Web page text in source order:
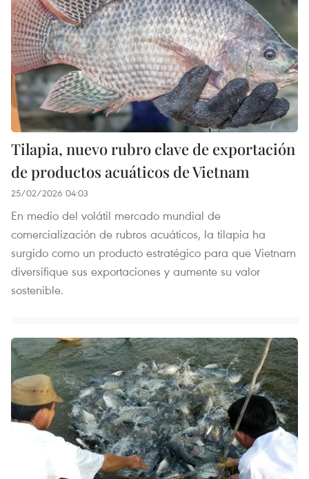
Tilapia, nuevo rubro clave de exportación
de productos acuáticos de Vietnam
25/02/2026 04:03
En medio del volátil mercado mundial de
comercialización de rubros acuáticos, la tilapia ha
surgido como un producto estratégico para que Vietnam
diversifique sus exportaciones y aumente su valor
sostenible.